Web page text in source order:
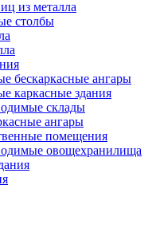
из металла
столбы
бескаркасные ангары
каркасные здания
склады
ангары
помещения
овощехранилища